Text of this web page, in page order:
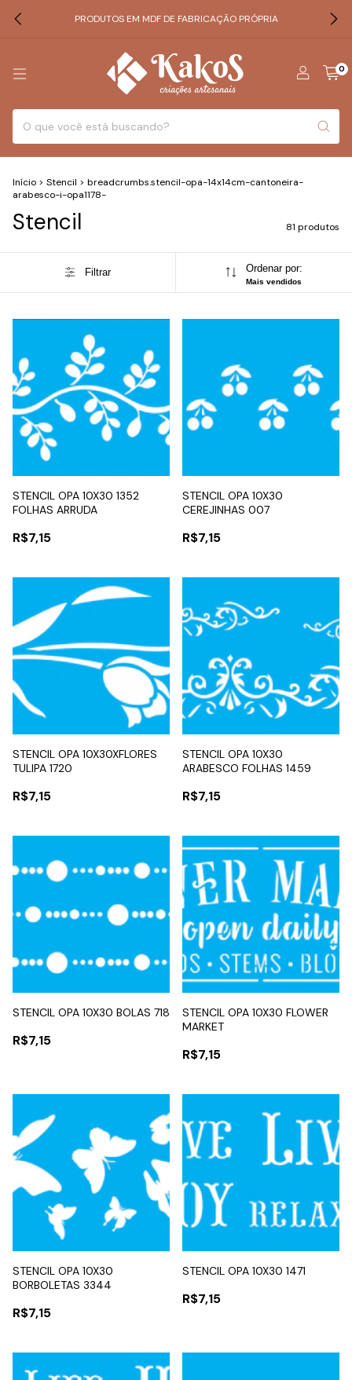
PRODUTOS EM MDF DE FABRICAÇÃO PRÓPRIA
0
Início > Stencil > breadcrumbs.stencil-opa-14x14cm-cantoneira-
arabesco-i-opa1178-
Stencil 81 produtos
Filtrar Ordenar por:
Mais vendidos
STENCIL OPA 10X30 1352
FOLHAS ARRUDA
R$7,15
STENCIL OPA 10X30
CEREJINHAS 007
R$7,15
STENCIL OPA 10X30XFLORES
TULIPA 1720
R$7,15
STENCIL OPA 10X30
ARABESCO FOLHAS 1459
R$7,15
STENCIL OPA 10X30 BOLAS 718
R$7,15
STENCIL OPA 10X30 FLOWER
MARKET
R$7,15
STENCIL OPA 10X30
BORBOLETAS 3344
R$7,15
STENCIL OPA 10X30 1471
R$7,15